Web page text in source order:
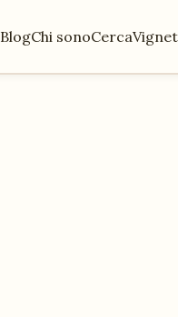
BlogChi sonoCerca